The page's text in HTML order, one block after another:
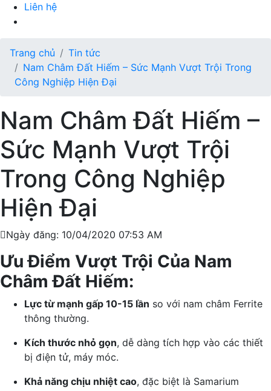
Liên hệ
Trang chủ
Tin tức
Nam Châm Đất Hiếm – Sức Mạnh Vượt Trội Trong
Công Nghiệp Hiện Đại
Nam Châm Đất Hiếm –
Sức Mạnh Vượt Trội
Trong Công Nghiệp
Hiện Đại
Ngày đăng: 10/04/2020 07:53 AM
Ưu Điểm Vượt Trội Của Nam
Châm Đất Hiếm:
Lực từ mạnh gấp 10-15 lần so với nam châm Ferrite
thông thường.
Kích thước nhỏ gọn, dễ dàng tích hợp vào các thiết
bị điện tử, máy móc.
Khả năng chịu nhiệt cao, đặc biệt là Samarium